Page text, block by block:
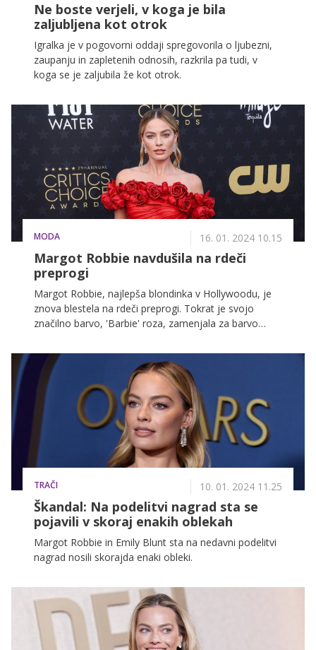
Ne boste verjeli, v koga je bila
zaljubljena kot otrok
Igralka je v pogovorni oddaji spregovorila o ljubezni,
zaupanju in zapletenih odnosih, razkrila pa tudi, v
koga se je zaljubila že kot otrok.
MODA 16. 01. 2024 10.15
Margot Robbie navdušila na rdeči
preprogi
Margot Robbie, najlepša blondinka v Hollywoodu, je
znova blestela na rdeči preprogi. Tokrat je svojo
značilno barvo, 'Barbie' roza, zamenjala za barvo
rdeča.
TRAČI 10. 01. 2024 11.25
Škandal: Na podelitvi nagrad sta se
pojavili v skoraj enakih oblekah
Margot Robbie in Emily Blunt sta na nedavni podelitvi
nagrad nosili skorajda enaki obleki.